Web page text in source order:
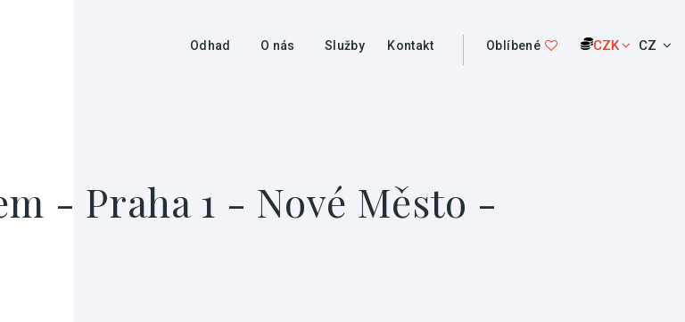
Odhad O nás Služby Kontakt Oblíbené CZK CZ
- Praha 1 - Nové Město -